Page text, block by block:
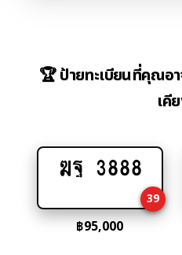
🏆 ป้ายทะเบียนที่คุณอ
เคี
Add
cart
ฆฐ 3888
39
฿95,000